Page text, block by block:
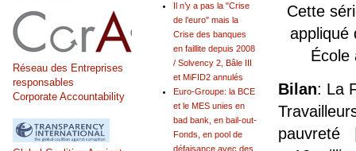
Cette
appliqué
École
Bilan: La
pauvreté
Il n’y a pas la "Crise
de l’euro" mais la
Crise des banques
en faillite depuis 2008
/ Solvency 2, Bâle III
et MiFID2 annulés
Euro-Groupe: la BCE
et le MES unies en
bad bank, en bail-out-
Fonds, en pool de
défaisance avec des
Réseau des Entreprises
responsables
Corporate Accountability